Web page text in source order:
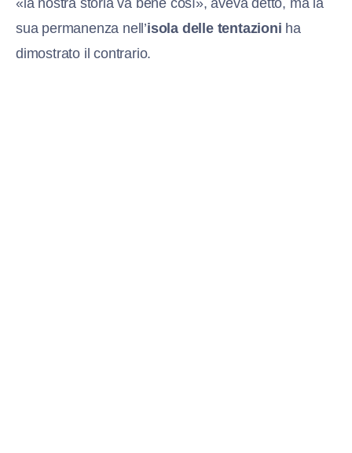
sua permanenza nell’isola delle tentazioni ha
dimostrato il contrario.